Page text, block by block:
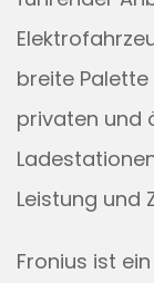
breite
privaten und
Leistung und
Fronius ist